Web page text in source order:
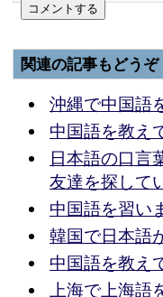
関連の記事もどうぞ
沖縄で中国語
中国語を教え
日本語の口言
友達を探して
中国語を習い
韓国で日本語
中国語を教え
上海で上海語